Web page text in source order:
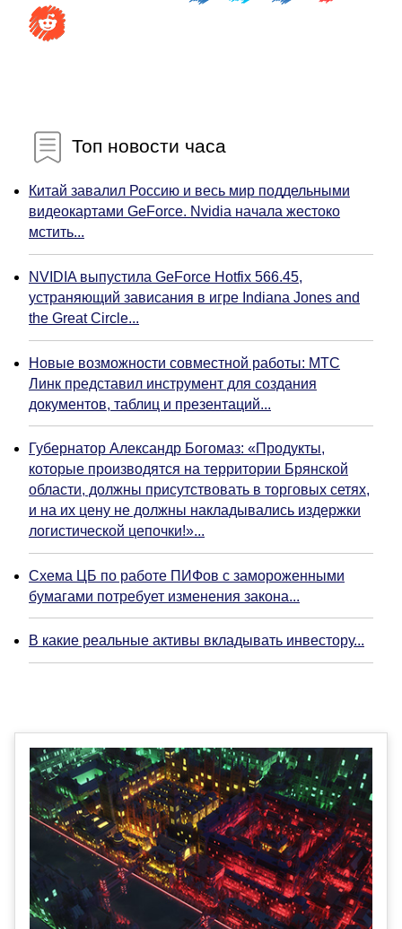
Топ новости часа
Китай завалил Россию и весь мир поддельными
видеокартами GeForce. Nvidia начала жестоко
мстить...
NVIDIA выпустила GeForce Hotfix 566.45,
устраняющий зависания в игре Indiana Jones and
the Great Circle...
Новые возможности совместной работы: МТС
Линк представил инструмент для создания
документов, таблиц и презентаций...
Губернатор Александр Богомаз: «Продукты,
которые производятся на территории Брянской
области, должны присутствовать в торговых сетях,
и на их цену не должны накладывались издержки
логистической цепочки!»...
Схема ЦБ по работе ПИФов с замороженными
бумагами потребует изменения закона...
В какие реальные активы вкладывать инвестору...